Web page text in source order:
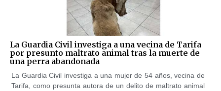
La Guardia Civil investiga a una vecina de Tarifa
por presunto maltrato animal tras la muerte de
una perra abandonada
La Guardia Civil investiga a una mujer de 54 años, vecina de
Tarifa, como presunta autora de un delito de maltrato animal